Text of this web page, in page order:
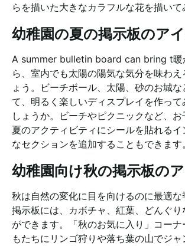
らを描いた大きなカラフルな花を描いて
幼稚園の夏の掲示板のア
A summer bulletin board can bring t暖
ら、室内でも太陽の陽気な気分を味わえ
ょう。ビーチボール、太陽、砂のお城
て、明るく楽しいディスプレイを作っ
しょうか。ビーチやピクニックなど、
夏のアクティビティにシールを貼れる
なセクションを追加することもできます。
幼稚園向け秋の掲示板の
秋は自然の変化に目を向けるのに最適
掲示板には、カボチャ、紅葉、どんぐり
ができます。「秋のお気に入り」コー
もたちにリンゴ狩りや落ち葉の山でジャ